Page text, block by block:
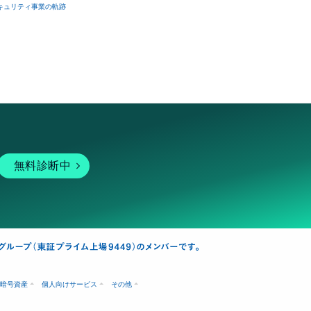
job. At that
ュリティ事業の軌跡
無料診断中
暗号資産 個人向けサービス その他